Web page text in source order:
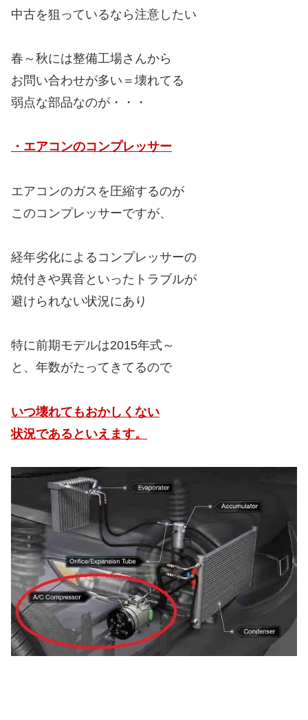
中古を狙っているなら注意したい
春～秋には整備工場さんから
お問い合わせが多い＝壊れてる
弱点な部品なのが・・・
・エアコンのコンプレッサー
エアコンのガスを圧縮するのが
このコンプレッサーですが、
経年劣化によるコンプレッサーの
焼付きや異音といったトラブルが
避けられない状況にあり
特に前期モデルは2015年式～
と、年数がたってきてるので
いつ壊れてもおかしくない
状況であるといえます。